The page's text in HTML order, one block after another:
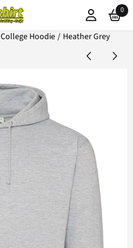
Kies instellingen of sta alle 0
College Hoodie / Heather Grey